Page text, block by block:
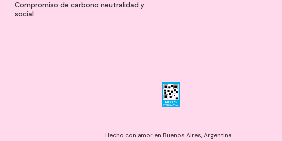
Compromiso de carbono neutralidad y
social
Hecho con amor en Buenos Aires, Argentina.